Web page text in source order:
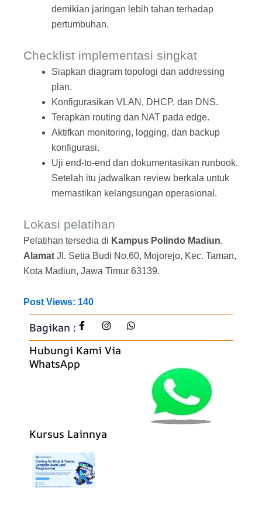
demikian jaringan lebih tahan terhadap
pertumbuhan.
Checklist implementasi singkat
Siapkan diagram topologi dan addressing
plan.
Konfigurasikan VLAN, DHCP, dan DNS.
Terapkan routing dan NAT pada edge.
Aktifkan monitoring, logging, dan backup
konfigurasi.
Uji end‑to‑end dan dokumentasikan runbook.
Setelah itu jadwalkan review berkala untuk
memastikan kelangsungan operasional.
Lokasi pelatihan
Pelatihan tersedia di Kampus Polindo Madiun.
AlamatJl. Setia Budi No.60, Mojorejo, Kec. Taman,
Kota Madiun, Jawa Timur 63139.
Post Views: 140
Bagikan :
Hubungi Kami Via
WhatsApp
Kursus Lainnya